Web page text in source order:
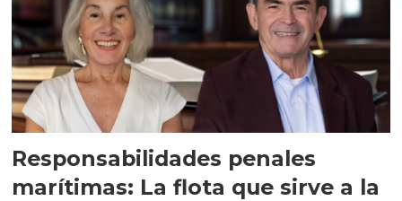
Responsabilidades penales
marítimas: La flota que sirve a la